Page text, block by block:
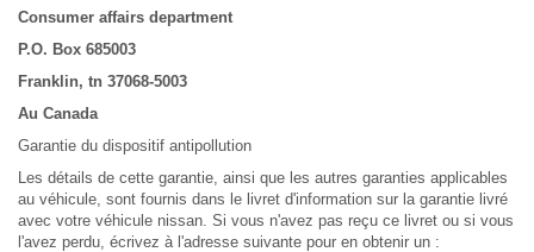
Consumer affairs department
P.O. Box 685003
Franklin, tn 37068-5003
Au Canada
Garantie du dispositif antipollution
Les détails de cette garantie, ainsi que les autres garanties applicables
au véhicule, sont fournis dans le livret d'information sur la garantie livré
avec votre véhicule nissan. Si vous n'avez pas reçu ce livret ou si vous
l'avez perdu, écrivez à l'adresse suivante pour en obtenir un :